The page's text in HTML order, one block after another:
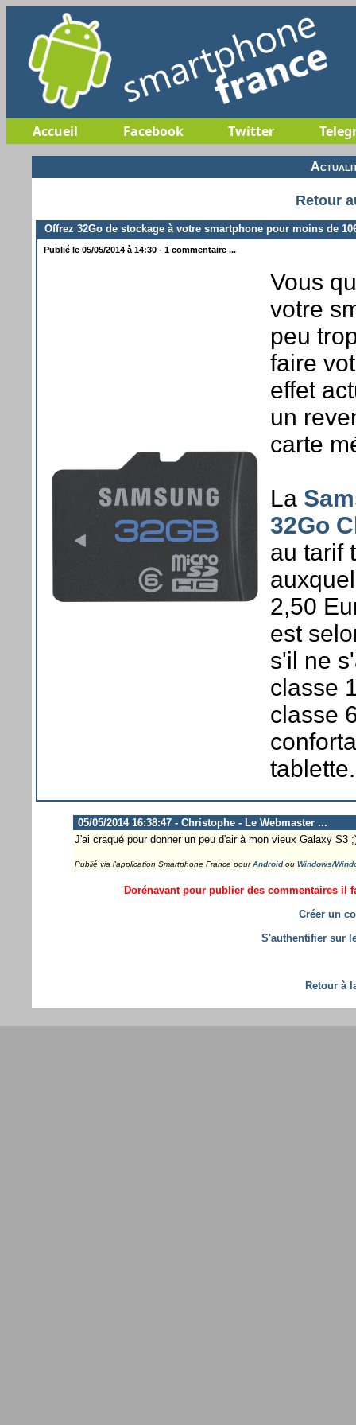
Accueil Facebook Twitter
Retour
Offrez 32Go de stockage à votre smartphone pour moins de
Publié le 05/05/2014 à 14:30 - 1 commentaire ...
Vous
votre
peu
faire
effet
un
carte
La
32Go
au tarif
2,50
est
s'il ne
classe
classe
tablette.
05/05/2014 16:38:47 - Christophe - Le Webmaster ...
J'ai craqué pour donner un peu d'air à mon vieux Galaxy S3
Publié via l'application Smartphone France pourAndroidou Windows/
Dorénavant pour publier des commentaires il
Créer un
S'authentifier sur
Retour à